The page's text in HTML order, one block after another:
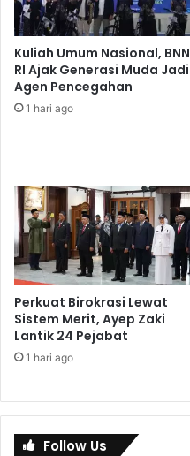
Kuliah Umum Nasional, BNN
RI Ajak Generasi Muda Jadi
Agen Pencegahan
1 hari ago
Perkuat Birokrasi Lewat
Sistem Merit, Ayep Zaki
Lantik 24 Pejabat
1 hari ago
Follow Us